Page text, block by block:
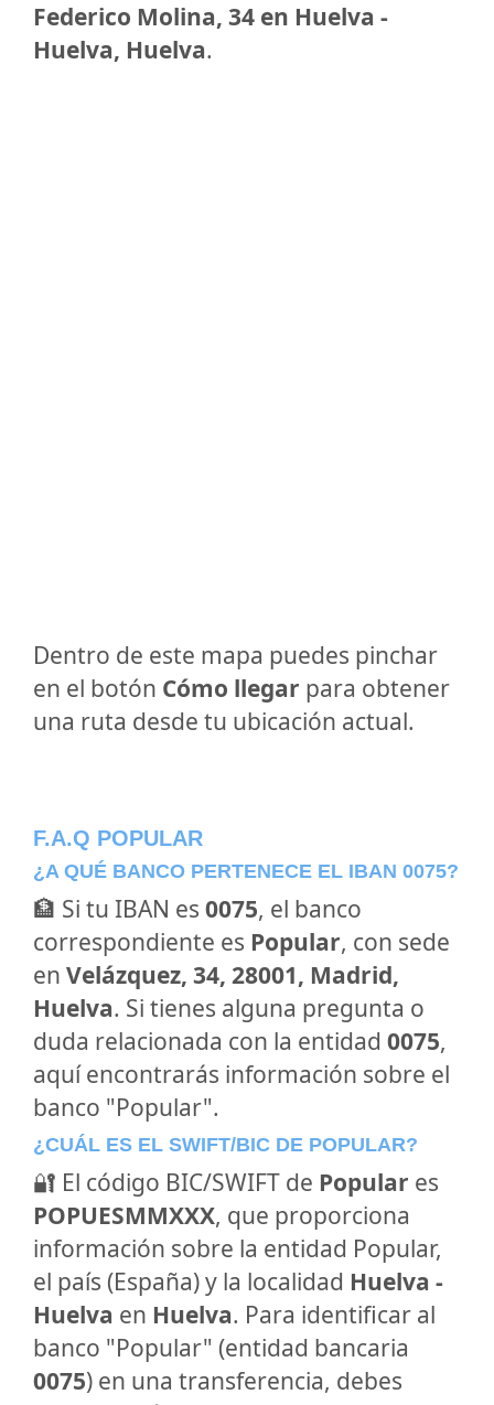
Federico Molina, 34 en Huelva -
Huelva, Huelva.
Dentro de este mapa puedes pinchar
en el botón Cómo llegar para obtener
una ruta desde tu ubicación actual.
F.A.Q POPULAR
¿A QUÉ BANCO PERTENECE EL IBAN 0075?
🏦 Si tu IBAN es 0075, el banco
correspondiente es Popular, con sede
en Velázquez, 34, 28001, Madrid,
Huelva. Si tienes alguna pregunta o
duda relacionada con la entidad 0075,
aquí encontrarás información sobre el
banco "Popular".
¿CUÁL ES EL SWIFT/BIC DE POPULAR?
🔐 El código BIC/SWIFT de Popular es
POPUESMMXXX, que proporciona
información sobre la entidad Popular,
el país (España) y la localidad Huelva -
Huelva en Huelva. Para identificar al
banco "Popular" (entidad bancaria
0075) en una transferencia, debes